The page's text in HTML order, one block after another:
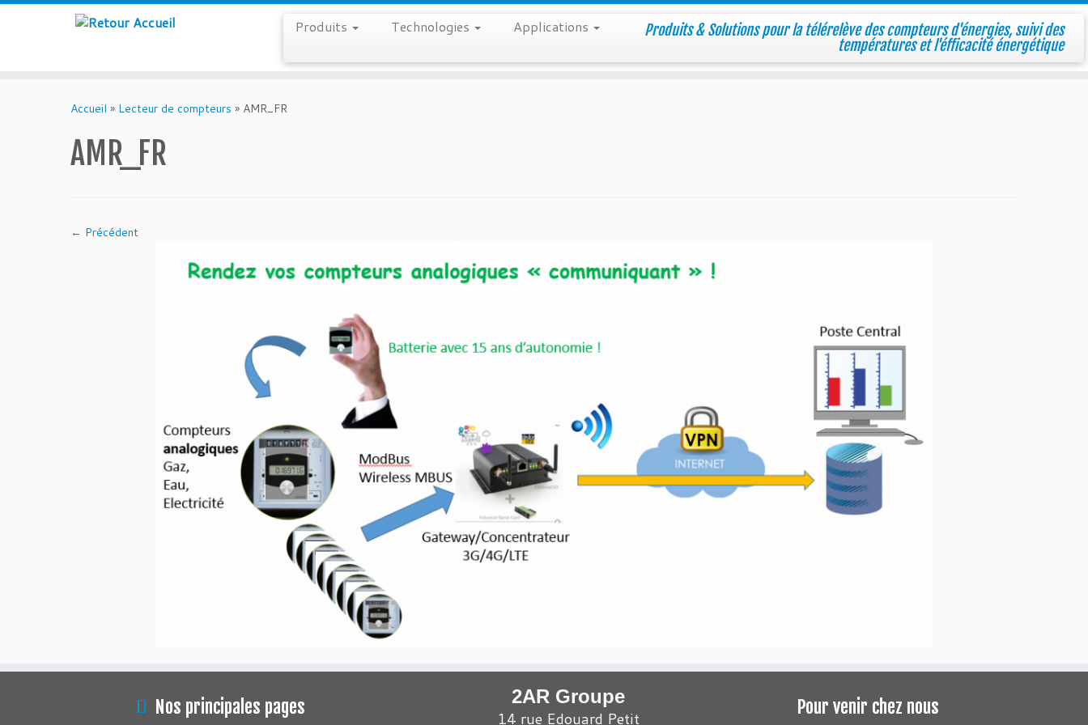
Produits & Solutions pour la télérelève des compteurs d'énergies, suivi des
températures et l'éfficacité énergétique
Produits Technologies Applications
Accueil » Lecteur de compteurs » AMR_FR
AMR_FR
← Précédent
Nos principales pages 2AR Groupe
14 rue Edouard Petit
Pour venir chez nous